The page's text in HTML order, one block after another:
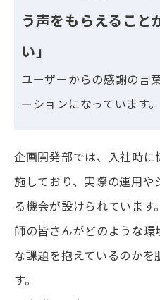
う声をもらえること
い」
ユーザーからの感謝の言
ーションになっています。
企画開発部では、入社時
施しており、実際の運用
る機会が設けられていま
師の皆さんがどのような
な課題を抱えているのか
す。